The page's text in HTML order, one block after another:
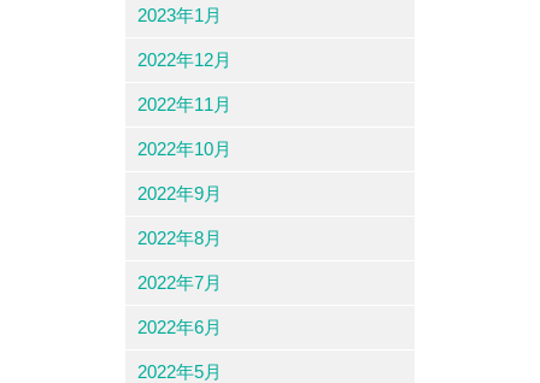
2023年1月
2022年12月
2022年11月
2022年10月
2022年9月
2022年8月
2022年7月
2022年6月
2022年5月